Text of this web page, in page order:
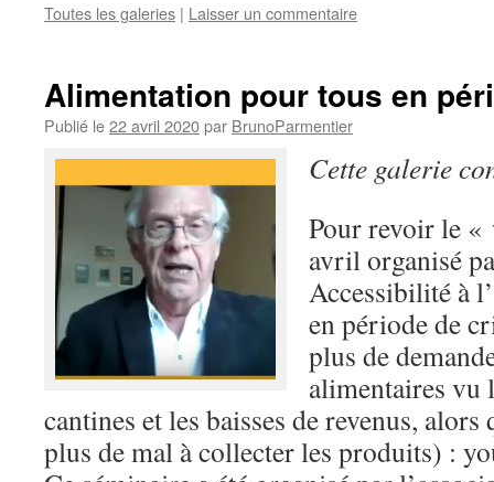
Toutes les galeries | Laisser un commentaire
Alimentation pour tous en
Publié le22 avril 2020par BrunoParmentier
Cette galerie
Pour revoir le
avril organisé
Accessibilité à
en période de
plus de
alimentaires vu
cantines et les baisses de revenus,
plus de mal à collecter les produits) :